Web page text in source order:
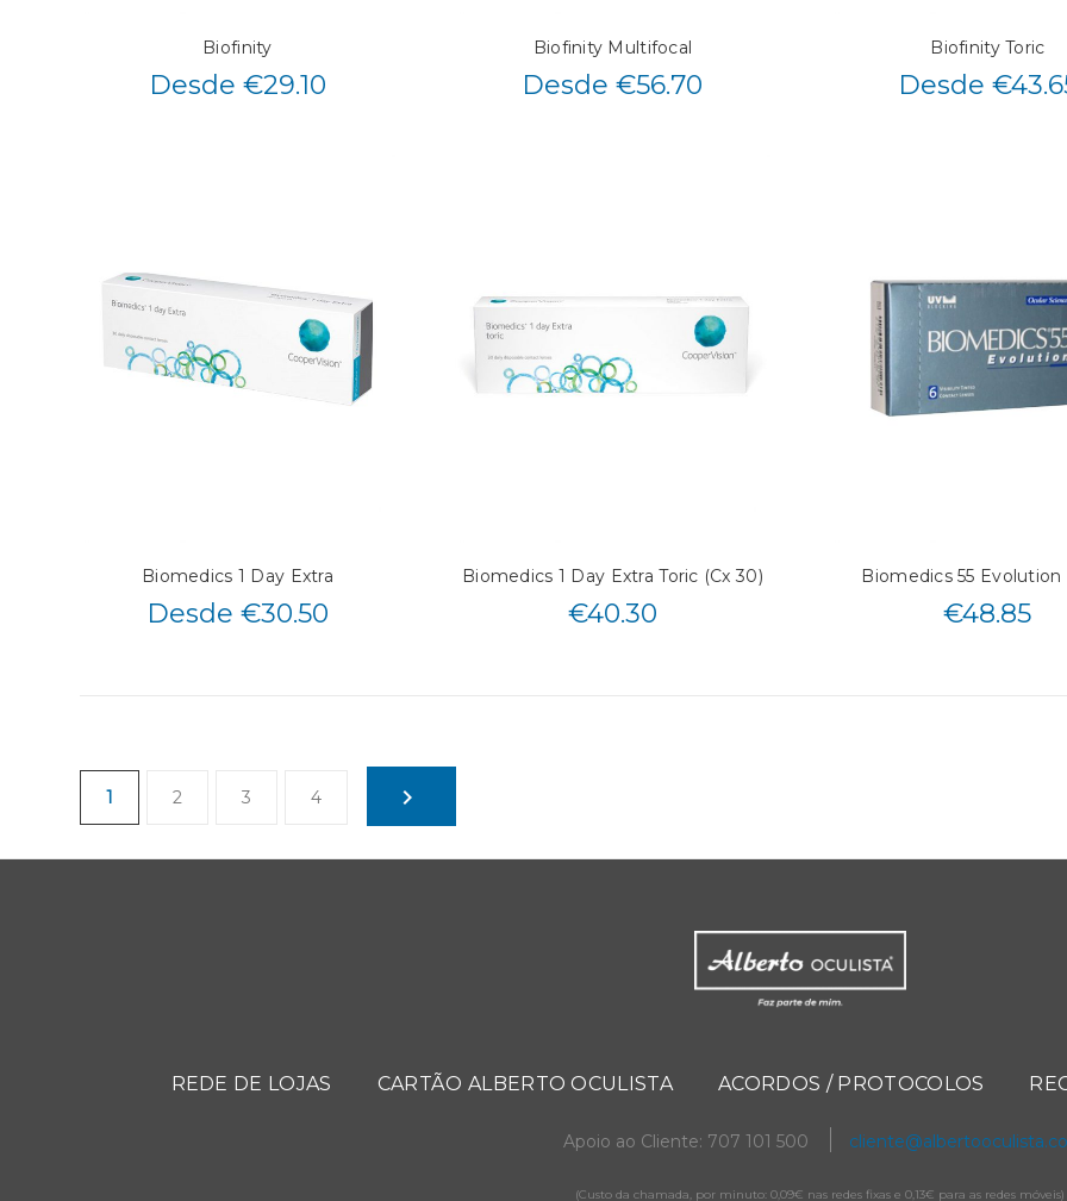
Biofinity
Desde €29.10
Biofinity Multifocal
Desde €56.70
Biofinity Toric
Desde
Biomedics 1 Day Extra
Desde €30.50
Biomedics 1 Day Extra Toric (Cx 30)
€40.30
Biomedics 55 Evolution
€48.85
1 2 3 4
REDE DE LOJAS CARTÃO ALBERTO OCULISTA ACORDOS / PROTOCOLOS
Apoio ao Cliente: 707 101 500
(Custo da chamada, por minuto: 0,09€ nas redes fixas e 0,13€ para as redes móveis)